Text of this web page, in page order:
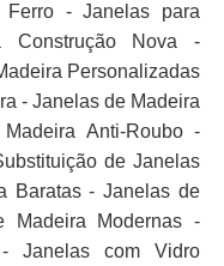
- Janelas para
Construção Nova -
Personalizadas
- Janelas de Madeira
Anti-Roubo -
de Janelas
Baratas - Janelas de
Madeira Modernas -
Janelas com Vidro